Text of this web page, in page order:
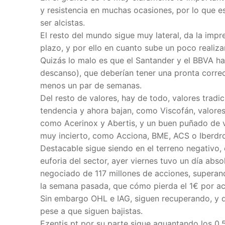
y resistencia en muchas ocasiones, por lo que
ser alcistas.
El resto del mundo sigue muy lateral, da la
plazo, y por ello en cuanto sube un poco
Quizás lo malo es que el Santander y el BBVA
descanso), que deberían tener una pronta
menos un par de semanas.
Del resto de valores, hay de todo, valores
tendencia y ahora bajan, como Viscofán,
como Acerinox y Abertis, y un buen puñado
muy incierto, como Acciona, BME, ACS o
Destacable sigue siendo en el terreno
euforia del sector, ayer viernes tuvo un día
negociado de 117 millones de acciones,
la semana pasada, que cómo pierda el 1€ por
Sin embargo OHL e IAG, siguen recuperando,
pese a que siguen bajistas.